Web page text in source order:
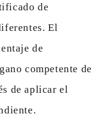
de
El
de
competente de
de aplicar el